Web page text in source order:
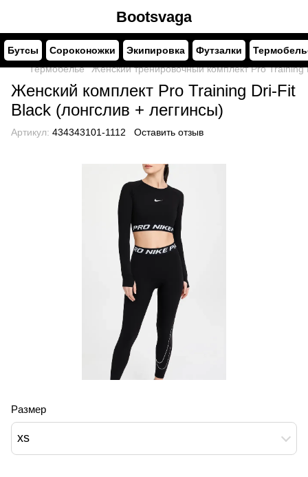
Bootsvaga
Бутсы Сороконожки Экипировка Футзалки
Термобелье
Женский тренировочный комплект Pro Training
Женский комплект Pro Training Dri-Fit
Black (лонгслив + леггинсы)
Артикул: 434343101-1112 Оставить отзыв
Размер
xs